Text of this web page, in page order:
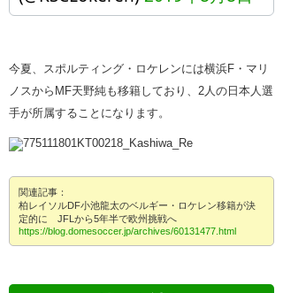
今夏、スポルティング・ロケレンには横浜F・マリ
ノスからMF天野純も移籍しており、2人の日本人選
手が所属することになります。
関連記事：
柏レイソルDF小池龍太のベルギー・ロケレン移籍が決
定的に JFLから5年半で欧州挑戦へ
https://blog.domesoccer.jp/archives/60131477.html